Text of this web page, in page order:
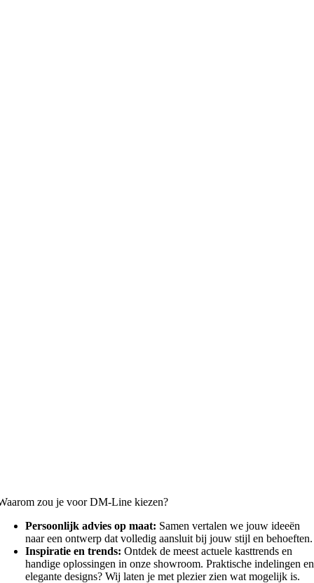
zou je voor DM-Line kiezen?
Persoonlijk advies op maat: Samen vertalen we jouw ideeën
naar een ontwerp dat volledig aansluit bij jouw stijl en behoeften.
Inspiratie en trends: Ontdek de meest actuele kasttrends en
handige oplossingen in onze showroom. Praktische indelingen en
elegante designs? Wij laten je met plezier zien wat mogelijk is.